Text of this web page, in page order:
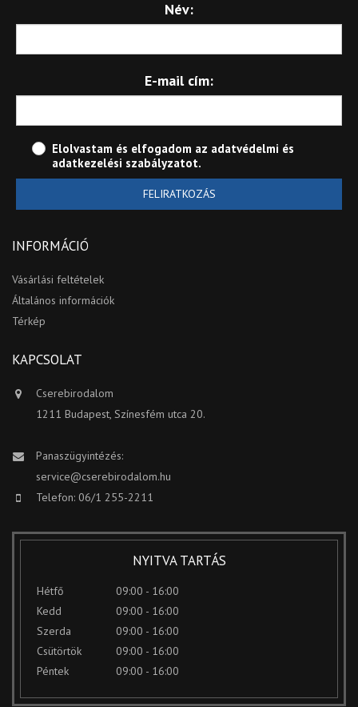
Név:
E-mail cím:
Elolvastam és elfogadom az adatvédelmi és
adatkezelési szabályzatot.
FELIRATKOZÁS
INFORMÁCIÓ
Vásárlási feltételek
Általános információk
Térkép
KAPCSOLAT
Cserebirodalom
1211 Budapest, Színesfém utca 20.
Panaszügyintézés:
service@cserebirodalom.hu
Telefon: 06/1 255-2211
NYITVA TARTÁS
Hétfő
09:00 - 16:00
Kedd
09:00 - 16:00
Szerda
09:00 - 16:00
Csütörtök
09:00 - 16:00
Péntek
09:00 - 16:00